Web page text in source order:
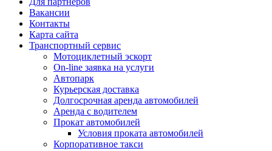
Вакансии
Контакты
Карта сайта
Транспортный сервис
Мотоциклетный эскорт
On-line заявка на услуги
Автопарк
Курьерская доставка
Долгосрочная аренда автомобилей
Аренда с водителем
Прокат автомобилей
Условия проката автомобилей
Корпоративное такси